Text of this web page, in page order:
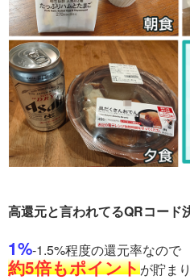
高還元と言われてるQRコード
1%-1.5%程度の還元率なので
約5倍もポイントが貯ま